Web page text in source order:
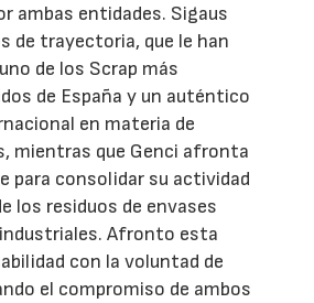
ambas entidades. Sigaus
de trayectoria, que le han
de los Scrap más
de España y un auténtico
en materia de
mientras que Genci afronta
para consolidar su actividad
los residuos de envases
Afronto esta
con la voluntad de
el compromiso de ambos